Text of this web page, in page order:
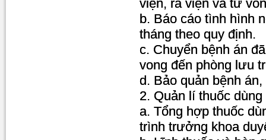
viện, ra viện và tử
b. Báo cáo tình hình
tháng theo quy định.
c. Chuyển bệnh án
vong đến phòng lưu
d. Bảo quản bệnh
2. Quản lí thuốc
a. Tổng hợp thuốc
trình trưởng khoa